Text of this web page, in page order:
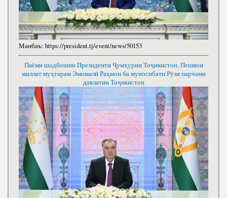
Манбаъ: https://president.tj/event/news/50153
Паёми шодбошии Президенти Ҷумҳурии Тоҷикистон, Пешвои
миллат муҳтарам Эмомалӣ Раҳмон ба муносибати Рӯзи парчами
давлатии Тоҷикистон